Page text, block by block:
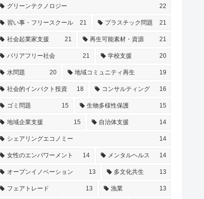
グリーンテクノロジー 22
習い事・フリースクール 21 プラスチック問題 21
社会起業家支援 21 再生可能素材・資源 21
バリアフリー社会 21 学校支援 20
水問題 20 地域コミュニティ再生 19
社会的インパクト投資 18 コンサルティング 16
ゴミ問題 15 生物多様性保護 15
地域企業支援 15 自治体支援 14
シェアリングエコノミー 14
女性のエンパワーメント 14 メンタルヘルス 14
オープンイノベーション 13 多文化共生 13
フェアトレード 13 漁業 13